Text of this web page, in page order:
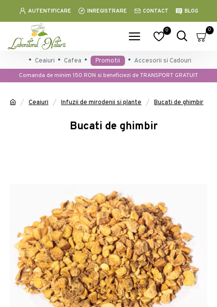
AUTENTIFICARE INREGISTRARE CONTACT BLOG
0 0
Ceaiuri Cafea Promotii
Accesorii si Cadouri
Comanda de minim 150 RON si beneficiezi de TRANSPORT GRATUIT
Ceaiuri Infuzii de mirodenii si plante Bucati de ghimbir
Bucati de ghimbir